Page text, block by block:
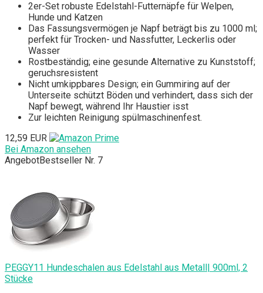
2er-Set robuste Edelstahl-Futternäpfe für Welpen,
Hunde und Katzen
Das Fassungsvermögen je Napf beträgt bis zu 1000 ml;
perfekt für Trocken- und Nassfutter, Leckerlis oder
Wasser
Rostbeständig; eine gesunde Alternative zu Kunststoff;
geruchsresistent
Nicht umkippbares Design; ein Gummiring auf der
Unterseite schützt Böden und verhindert, dass sich der
Napf bewegt, während Ihr Haustier isst
Zur leichten Reinigung spülmaschinenfest.
12,59 EUR
Bei Amazon ansehen
AngebotBestseller Nr. 7
PEGGY11 Hundeschalen aus Edelstahl aus Metall| 900ml, 2
Stücke